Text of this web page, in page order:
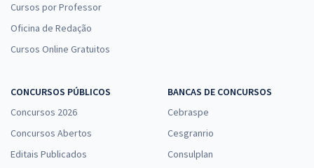
Cursos por Professor
Oficina de Redação
Cursos Online Gratuitos
CONCURSOS PÚBLICOS
Concursos 2026
Concursos Abertos
Editais Publicados
BANCAS DE CONCURSOS
Cebraspe
Cesgranrio
Consulplan